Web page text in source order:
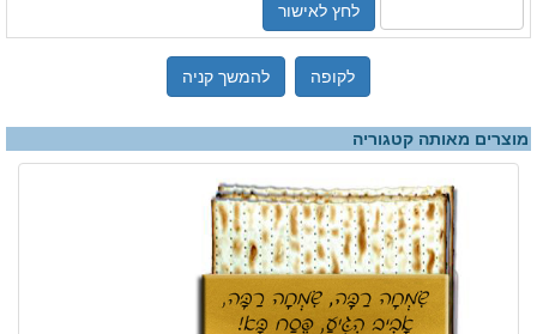
לחץ לאישור
לקופה להמשך קניה
מוצרים מאותה קטגוריה